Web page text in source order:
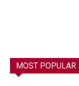
MOST POPULAR